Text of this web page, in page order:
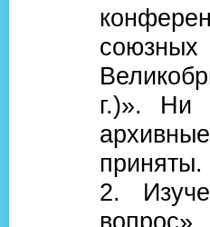
г.)». Ни
приняты.
2.